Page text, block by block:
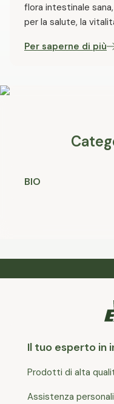
flora intestinale
per la salute, la
Per saperne di più
BIO
Il tuo esperto in
Prodotti di alta
Assistenza